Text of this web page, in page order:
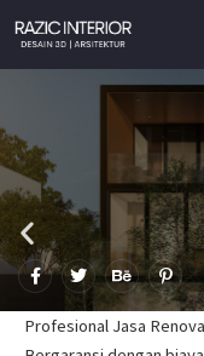
content
F
a
e
b
o
T
w
t
t
e
B
e
h
a
n
c
P
i
n
t
e
r
Profesional Jasa